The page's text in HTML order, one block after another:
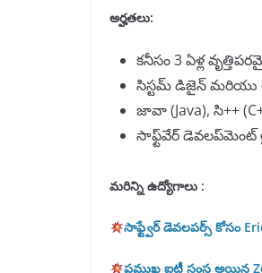
అర్హతలు:
కనీసం 3 ఏళ్ల
సిస్టమ్ డిజైన్ మరియు
జావా (Java), సి++
సాఫ్ట్‌వేర్ డెవలప్‌మెంట్
మరిన్ని ఉద్యోగాలు :
సాఫ్ట్వేర్ డెవలపర్స్ కోసం
ప్రముఖ ఐటీ సంస్థ అయిన